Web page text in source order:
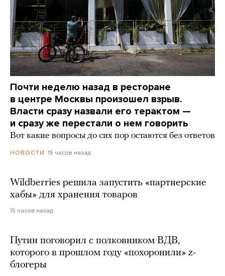
Почти неделю назад в ресторане
в центре Москвы произошел взрыв.
Власти сразу назвали его терактом —
и сразу же перестали о нем говорить
Вот какие вопросы до сих пор остаются без ответов
НОВОСТИ 15 часов назад
Wildberries решила запустить «партнерские
хабы» для хранения товаров
15 часов назад
Путин поговорил с полковником ВДВ,
которого в прошлом году «похоронили» z-
блогеры